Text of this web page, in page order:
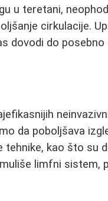
u teretani,
cirkulacije.
dovodi do posebno
da poboljšava
tehnike, kao što su
limfni sistem,